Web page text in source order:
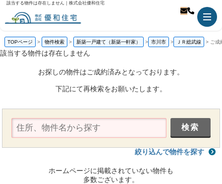
該当する物件は存在しません｜株式会社優和住宅
TOPページ 物件検索 新築一戸建て（新築一軒家） 市川市 ＪＲ総武線 ご成
該当する物件は存在しません
お探しの物件はご成約済みとなっております。
下記にて再検索をお願いたします。
絞り込んで物件を探す
ホームページに掲載されていない物件も
多数ございます。